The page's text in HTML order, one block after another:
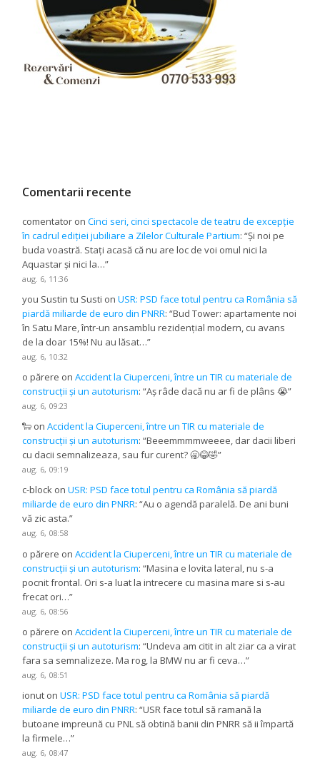
Comentarii recente
comentator onCinci seri, cinci spectacole de teatru de excepție
în cadrul ediției jubiliare a Zilelor Culturale Partium: “Și noi pe
buda voastră. Stați acasă că nu are loc de voi omul nici la
Aquastar și nici la…”
aug. 6, 11:36
you Sustin tu Susti onUSR: PSD face totul pentru ca România să
piardă miliarde de euro din PNRR: “Bud Tower: apartamente noi
în Satu Mare, într-un ansamblu rezidențial modern, cu avans
de la doar 15%! Nu au lăsat…”
aug. 6, 10:32
o părere onAccident la Ciuperceni, între un TIR cu materiale de
construcții și un autoturism: “Aș râde dacă nu ar fi de plâns 😭”
aug. 6, 09:23
🐑 onAccident la Ciuperceni, între un TIR cu materiale de
construcții și un autoturism: “Beeemmmmweeee, dar dacii liberi
cu dacii semnalizeaza, sau fur curent? 🥱😂🤣”
aug. 6, 09:19
c-block onUSR: PSD face totul pentru ca România să piardă
miliarde de euro din PNRR: “Au o agendă paralelă. De ani buni
vă zic asta.”
aug. 6, 08:58
o părere onAccident la Ciuperceni, între un TIR cu materiale de
construcții și un autoturism: “Masina e lovita lateral, nu s-a
pocnit frontal. Ori s-a luat la intrecere cu masina mare si s-au
frecat ori…”
aug. 6, 08:56
o părere onAccident la Ciuperceni, între un TIR cu materiale de
construcții și un autoturism: “Undeva am citit in alt ziar ca a virat
fara sa semnalizeze. Ma rog, la BMW nu ar fi ceva…”
aug. 6, 08:51
ionut onUSR: PSD face totul pentru ca România să piardă
miliarde de euro din PNRR: “USR face totul să ramană la
butoane impreună cu PNL să obtină banii din PNRR să ii împartă
la firmele…”
aug. 6, 08:47